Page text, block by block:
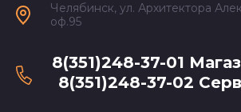
8(351)248-37-01
8(351)248-37-02
Челябинск, ул. Архитектора
оф.95